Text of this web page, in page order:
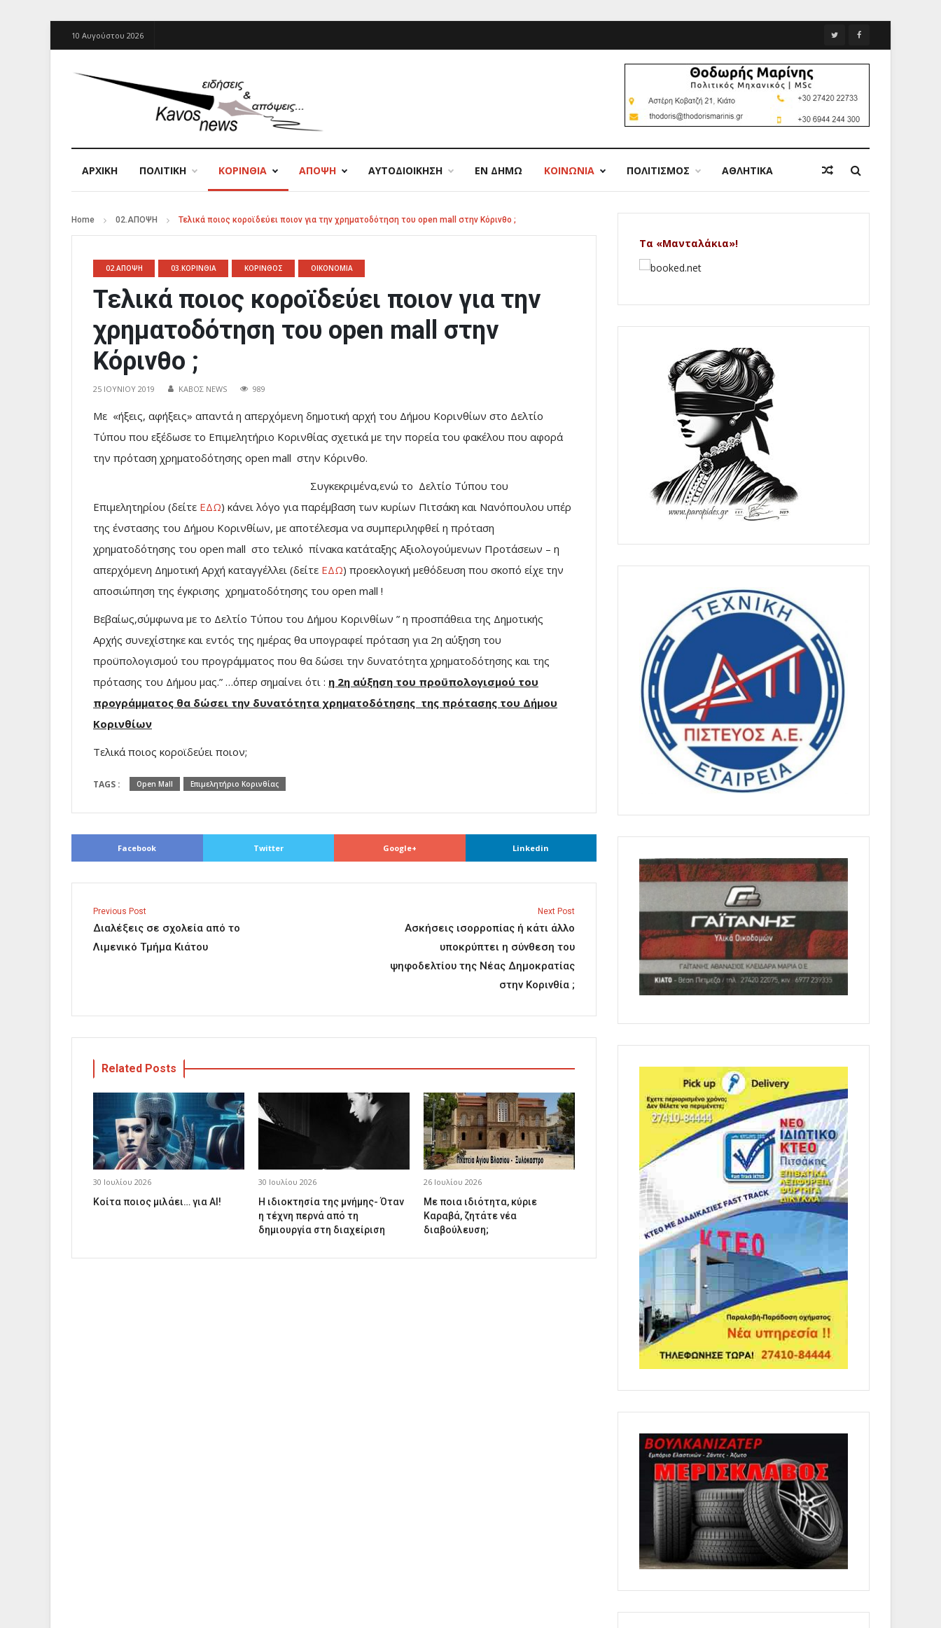
10 Αυγούστου 2026
ΑΡΧΙΚΉ ΠΟΛΙΤΙΚΗ ΚΟΡΙΝΘΙΑ ΑΠΟΨΗ ΑΥΤΟΔΙΟΙΚΗΣΗ ΕΝ ΔΗΜΩ ΚΟΙΝΩΝΙΑ ΠΟΛΙΤΙΣΜΟΣ ΑΘΛΗΤΙΚΑ
Home 02.ΑΠΟΨΗ Τελικά ποιος κοροϊδεύει ποιον για την χρηματοδότηση του open mall στην Κόρινθο ;
02.ΑΠΟΨΗ 03.ΚΟΡΙΝΘΙΑ ΚΟΡΙΝΘΟΣ ΟΙΚΟΝΟΜΙΑ
Τελικά ποιος κοροϊδεύει ποιον για την
χρηματοδότηση του open mall στην
Κόρινθο ;
25 ΙΟΥΝΊΟΥ 2019 ΚΑΒΟΣ NEWS 989
Με «ήξεις, αφήξεις» απαντά η απερχόμενη δημοτική αρχή του Δήμου Κορινθίων στο Δελτίο
Τύπου που εξέδωσε το Επιμελητήριο Κορινθίας σχετικά με την πορεία του φακέλου που αφορά
την πρόταση χρηματοδότησης open mall στην Κόρινθο.
Συγκεκριμένα,ενώ το Δελτίο Τύπου του
Επιμελητηρίου (δείτε ΕΔΩ) κάνει λόγο για παρέμβαση των κυρίων Πιτσάκη και Νανόπουλου υπέρ
της ένστασης του Δήμου Κορινθίων, με αποτέλεσμα να συμπεριληφθεί η πρόταση
χρηματοδότησης του open mall στο τελικό πίνακα κατάταξης Αξιολογούμενων Προτάσεων – η
απερχόμενη Δημοτική Αρχή καταγγέλλει (δείτε ΕΔΩ) προεκλογική μεθόδευση που σκοπό είχε την
αποσιώπηση της έγκρισης χρηματοδότησης του open mall !
Βεβαίως,σύμφωνα με το Δελτίο Τύπου του Δήμου Κορινθίων ” η προσπάθεια της Δημοτικής
Αρχής συνεχίστηκε και εντός της ημέρας θα υπογραφεί πρόταση για 2η αύξηση του
προϋπολογισμού του προγράμματος που θα δώσει την δυνατότητα χρηματοδότησης και της
πρότασης του Δήμου μας.” …όπερ σημαίνει ότι : η 2η αύξηση του προϋπολογισμού του
προγράμματος θα δώσει την δυνατότητα χρηματοδότησης της πρότασης του Δήμου
Κορινθίων
Τελικά ποιος κοροϊδεύει ποιον;
TAGS : Open Mall Επιμελητήριο Κορινθίας
Facebook Twitter Google+ Linkedin
Previous Post
Διαλέξεις σε σχολεία από το
Λιμενικό Τμήμα Κιάτου
Next Post
Ασκήσεις ισορροπίας ή κάτι άλλο
υποκρύπτει η σύνθεση του
ψηφοδελτίου της Νέας Δημοκρατίας
στην Κορινθία ;
Related Posts
30 Ιουλίου 2026
Κοίτα ποιος μιλάει… για AI!
30 Ιουλίου 2026
Η ιδιοκτησία της μνήμης- Όταν
η τέχνη περνά από τη
δημιουργία στη διαχείριση
26 Ιουλίου 2026
Με ποια ιδιότητα, κύριε
Καραβά, ζητάτε νέα
διαβούλευση;
Τα «Μανταλάκια»!